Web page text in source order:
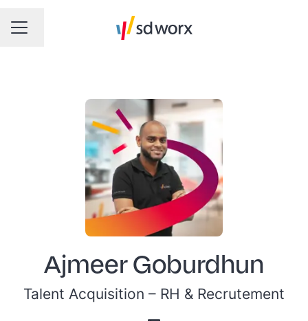
MENU CARRIÈRE
Changer la langue
Ajmeer Goburdhun
Talent Acquisition – RH & Recrutement